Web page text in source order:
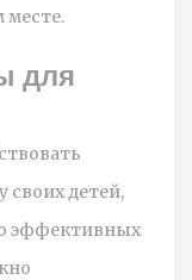
месте.
для
своих детей,
эффективных